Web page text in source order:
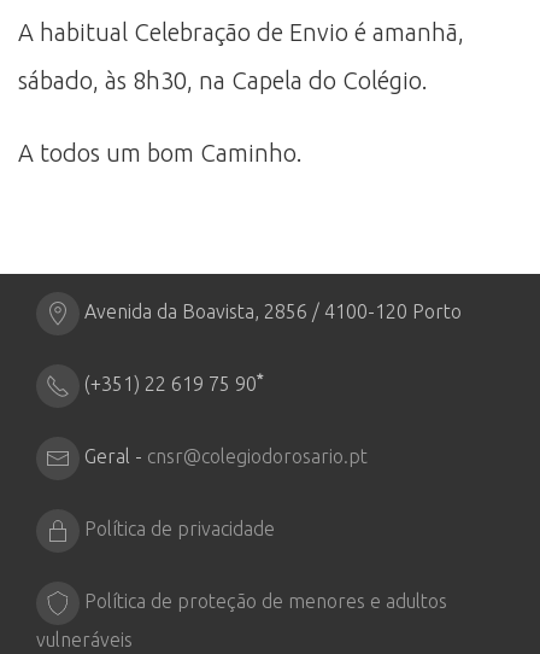
A habitual Celebração de Envio é amanhã,
sábado, às 8h30, na Capela do Colégio.
A todos um bom Caminho.
Avenida da Boavista, 2856 / 4100-120 Porto
(+351) 22 619 75 90*
Geral - cnsr@colegiodorosario.pt
Política de privacidade
Política de proteção de menores e adultos
vulneráveis